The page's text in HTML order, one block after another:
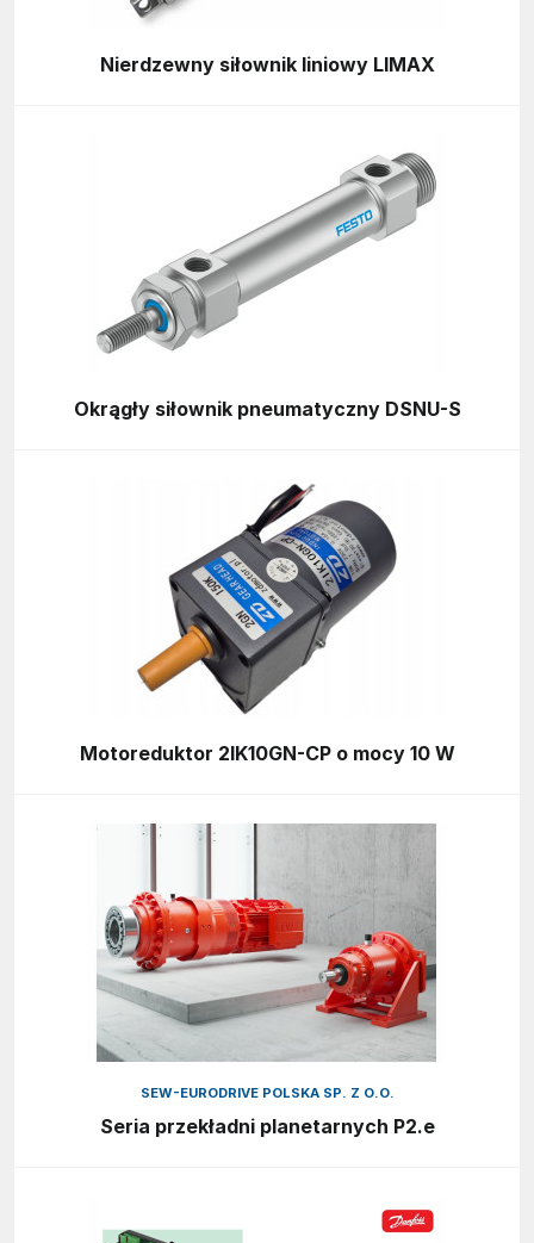
Nierdzewny siłownik liniowy LIMAX
Okrągły siłownik pneumatyczny DSNU-S
Motoreduktor 2IK10GN-CP o mocy 10 W
SEW-EURODRIVE POLSKA SP. Z O.O.
Seria przekładni planetarnych P2.e